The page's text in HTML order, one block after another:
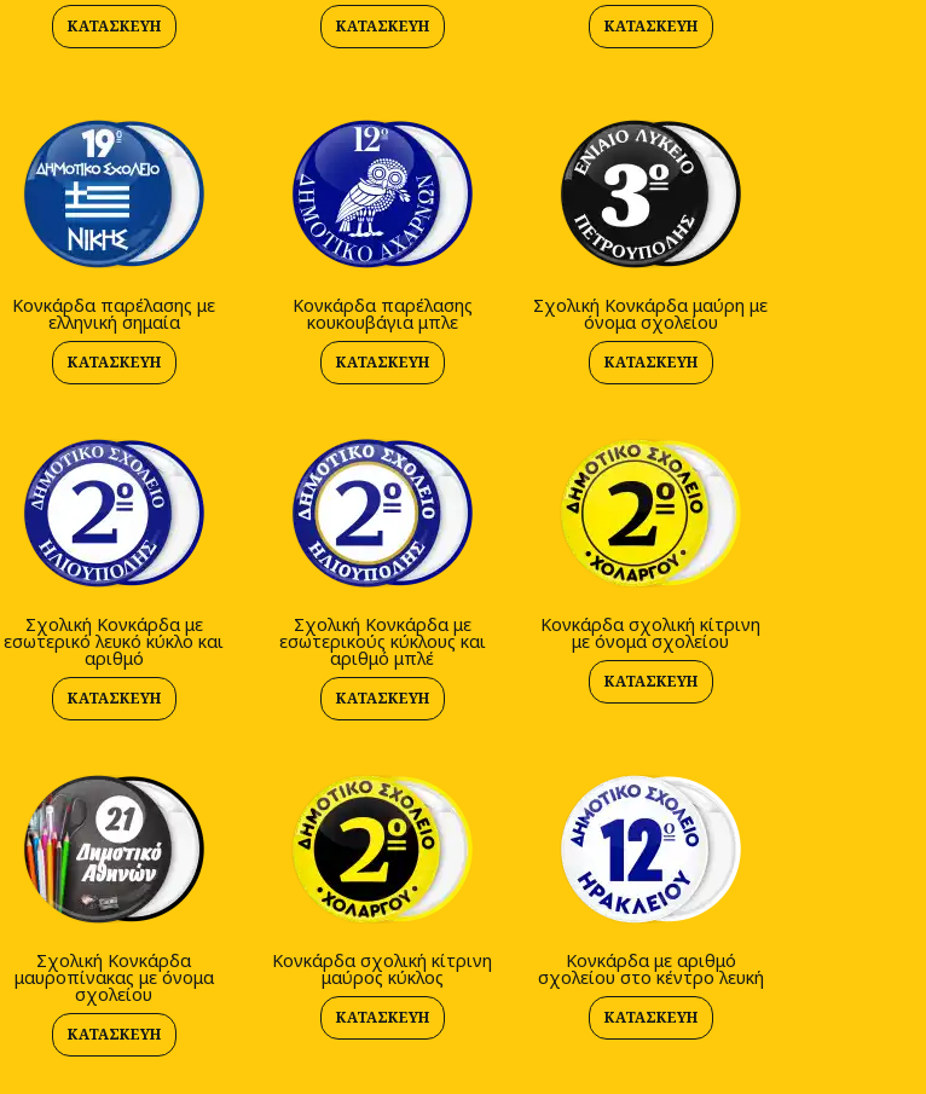
ΚΑΤΑΣΚΕΥΉ ΚΑΤΑΣΚΕΥΉ ΚΑΤΑΣΚΕΥΉ
Κονκάρδα παρέλασης με
ελληνική σημαία
ΚΑΤΑΣΚΕΥΉ
Κονκάρδα παρέλασης
κουκουβάγια μπλε
ΚΑΤΑΣΚΕΥΉ
Σχολική Κονκάρδα μαύρη με
όνομα σχολείου
ΚΑΤΑΣΚΕΥΉ
Σχολική Κονκάρδα με
εσωτερικό λευκό κύκλο και
αριθμό
ΚΑΤΑΣΚΕΥΉ
Σχολική Κονκάρδα με
εσωτερικούς κύκλους και
αριθμό μπλέ
ΚΑΤΑΣΚΕΥΉ
Κονκάρδα σχολική κίτρινη
με όνομα σχολείου
ΚΑΤΑΣΚΕΥΉ
Σχολική Κονκάρδα
μαυροπίνακας με όνομα
σχολείου
ΚΑΤΑΣΚΕΥΉ
Κονκάρδα σχολική κίτρινη
μαύρος κύκλος
ΚΑΤΑΣΚΕΥΉ
Κονκάρδα με αριθμό
σχολείου στο κέντρο λευκή
ΚΑΤΑΣΚΕΥΉ